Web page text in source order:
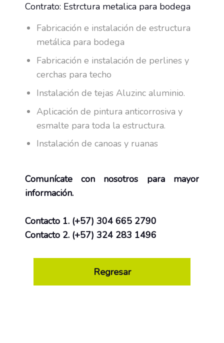
Contrato: Estrctura metalica para bodega
Fabricación e instalación de estructura
metálica para bodega
Fabricación e instalación de perlines y
cerchas para techo
Instalación de tejas Aluzinc aluminio.
Aplicación de pintura anticorrosiva y
esmalte para toda la estructura.
Instalación de canoas y ruanas
Comunícate con nosotros para mayor
información.
Contacto 1. (+57) 304 665 2790
Contacto 2. (+57) 324 283 1496
Regresar